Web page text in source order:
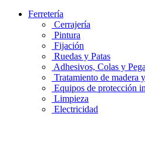
Ferretería
Cerrajería
Pintura
Fijación
Ruedas y Patas
Adhesivos, Colas y
Tratamiento de madera
Equipos de protección
Limpieza
Electricidad